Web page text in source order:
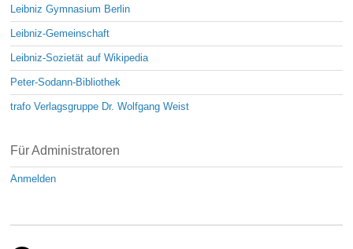
Leibniz Gymnasium Berlin
Leibniz-Gemeinschaft
Leibniz-Sozietät auf Wikipedia
Peter-Sodann-Bibliothek
trafo Verlagsgruppe Dr. Wolfgang Weist
Für Administratoren
Anmelden